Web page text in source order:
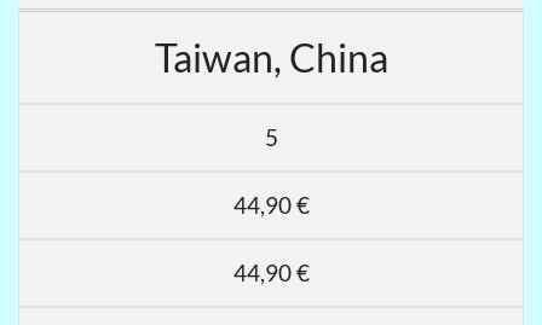
Taiwan, China
5
44,90 €
44,90 €